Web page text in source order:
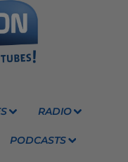
RADIO
PODCASTS